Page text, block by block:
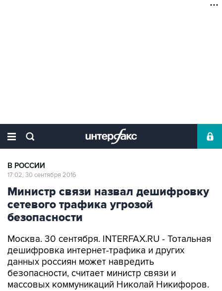
В РОССИИ
17:02, 30 сентября 2016
Министр связи назвал дешифровку
сетевого трафика угрозой
безопасности
Москва. 30 сентября. INTERFAX.RU - Тотальная
дешифровка интернет-трафика и других
данных россиян может навредить
безопасности, считает министр связи и
массовых коммуникаций Николай Никифоров.